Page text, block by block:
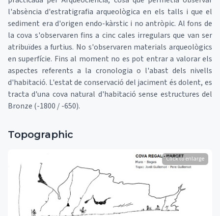
l'absència d'estratigrafia arqueològica en els talls i que el
sediment era d'origen endo-kàrstic i no antròpic. Al fons de
la cova s'observaren fins a cinc cales irregulars que van ser
atribuïdes a furtius. No s'observaren materials arqueològics
en superfície. Fins al moment no es pot entrar a valorar els
aspectes referents a la cronologia o l'abast dels nivells
d'habitació. L'estat de conservació del jaciment és dolent, es
tracta d'una cova natural d'habitació sense estructures del
Bronze (-1800 / -650).
Topographic
Click to enlarge